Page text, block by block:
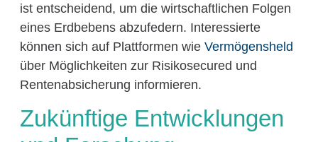
ist entscheidend, um die wirtschaftlichen Folgen
eines Erdbebens abzufedern. Interessierte
können sich auf Plattformen wie Vermögensheld
über Möglichkeiten zur Risikosecured und
Rentenabsicherung informieren.
Zukünftige Entwicklungen